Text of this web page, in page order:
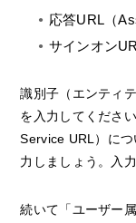
応答URL（
サインオンUR
識別子（エンティ
を入力してくださ
Service URL）に
力しましょう。入
続いて「ユーザー